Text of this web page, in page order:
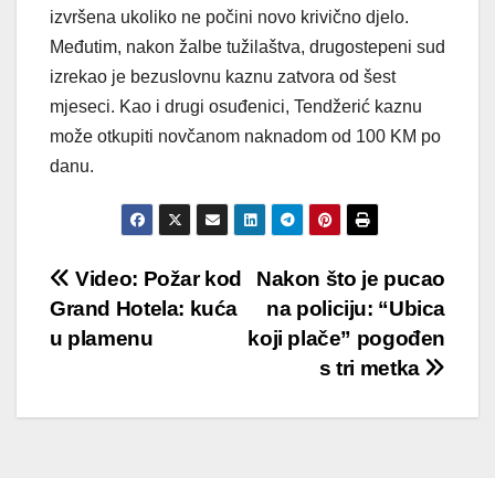
izvršena ukoliko ne počini novo krivično djelo.
Međutim, nakon žalbe tužilaštva, drugostepeni sud
izrekao je bezuslovnu kaznu zatvora od šest
mjeseci. Kao i drugi osuđenici, Tendžerić kaznu
može otkupiti novčanom naknadom od 100 KM po
danu.
Post
navigation
Nakon što je pucao
na policiju: “Ubica
koji plače” pogođen
s tri metka
Video: Požar kod
Grand Hotela: kuća
u plamenu